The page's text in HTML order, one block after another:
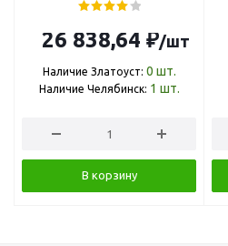
26 838,64 ₽/шт
Наличие Златоуст: 0 шт.
Наличие Челябинск: 1 шт.
В корзину